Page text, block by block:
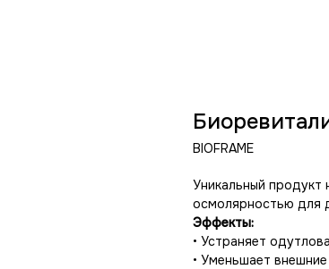
BIOFRAME
Уникальный
осмолярностью для
Эффекты:
• Устраняет
• Уменьшает